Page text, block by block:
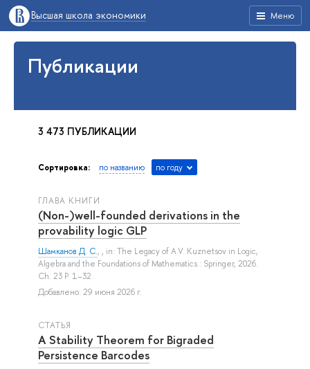
Меню
Высшая школа экономики
Публикации
3 473 ПУБЛИКАЦИИ
Сортировка: по названию по году
ГЛАВА КНИГИ
(Non-)well-founded derivations in the
provability logic GLP
Шамканов Д. С., , in: The Legacy of A.V. Kuznetsov in Logic,
Algebra and the Foundations of Mathematics.: Springer, 2026.
Ch. 23 P. 1–32.
Добавлено: 29 июня 2026 г.
СТАТЬЯ
A Stability Theorem for Bigraded
Persistence Barcodes